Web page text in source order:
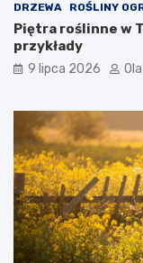
DRZEWA ROŚLINY
Piętra roślinne w
przykłady
9 lipca 2026